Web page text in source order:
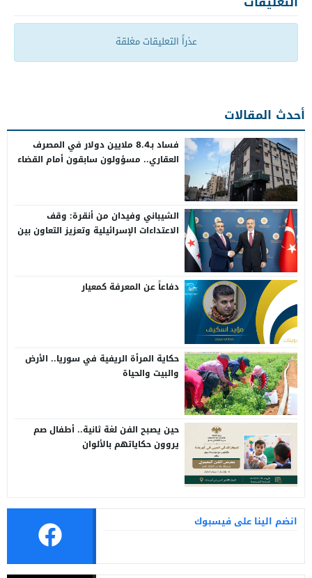
عذراً التعليقات مغلقة
أحدث المقالات
فساد بـ8.4 ملايين دولار في المصرف
العقاري.. مسؤولون سابقون أمام القضاء
الشيباني وفيدان من أنقرة: وقف
الاعتداءات الإسرائيلية وتعزيز التعاون بين
دفاعاً عن المعرفة كمعيار
حكاية المرأة الريفية في سوريا.. الأرض
والبيت والحياة
حين يصبح الفن لغة ثانية.. أطفال صم
يروون حكاياتهم بالألوان
انضم الينا على فيسبوك